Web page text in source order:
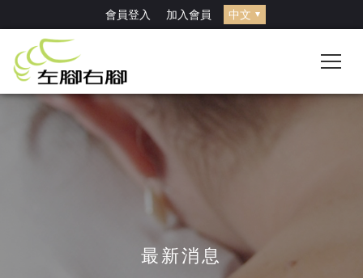
<!-- Google Tag Manager (noscript) --> <noscript><iframe
src="https://www.googletagmanager.com/ns.html?id=GTM-
T4B8KWC4" height="0" width="0"
style="display:none;visibility:hidden"></iframe></noscript> <!-- End
Google Tag Manager (noscript) -->
會員登入 加入會員
最新消息